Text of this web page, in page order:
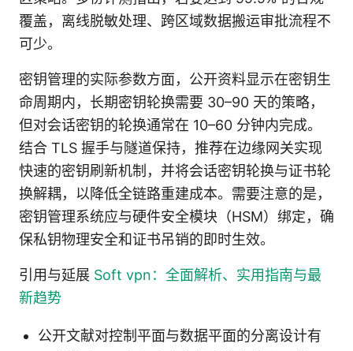
覆盖，离线脱敏处理、跨区域数据搬运审批流程不
可少。
密钥管理的实际参数方面，公开资料显示在密钥生
命周期内，长期密钥轮换需要 30–90 天的策略，
但对会话密钥的轮换通常在 10–60 分钟内完成。
结合 TLS 握手与隧道保持，推荐在边缘网关实现
快速的密钥刷新机制，并将会话密钥轮换与证书轮
换解耦，以降低全链路重建成本。需要注意的是，
密钥管理系统应与硬件安全模块（HSM）绑定，确
保私钥物理安全和证书吊销的即时生效。
引用与延展 Soft vpn：全面解析、实用指南与最
新趋势
公开文献对控制平面与数据平面的分离设计有